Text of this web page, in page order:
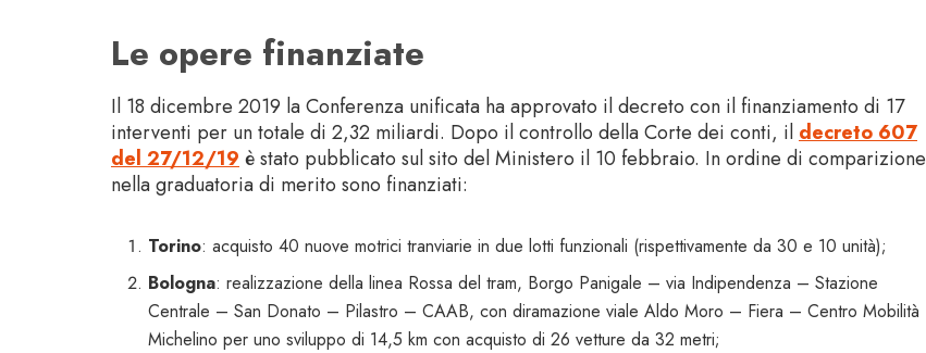
Le opere finanziate
Il 18 dicembre 2019 la Conferenza unificata ha approvato il decreto con il finanziamento di 17
interventi per un totale di 2,32 miliardi. Dopo il controllo della Corte dei conti, ildecreto 607
del 27/12/19è stato pubblicato sul sito del Ministero il 10 febbraio. In ordine di comparizione
nella graduatoria di merito sono finanziati:
Torino: acquisto 40 nuove motrici tranviarie in due lotti funzionali (rispettivamente da 30 e 10 unità);
Bologna: realizzazione della linea Rossa del tram, Borgo Panigale – via Indipendenza – Stazione
Centrale – San Donato – Pilastro – CAAB, con diramazione viale Aldo Moro – Fiera – Centro Mobilità
Michelino per uno sviluppo di 14,5 km con acquisto di 26 vetture da 32 metri;